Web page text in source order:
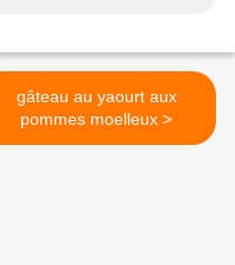
gâteau au yaourt aux
pommes moelleux >